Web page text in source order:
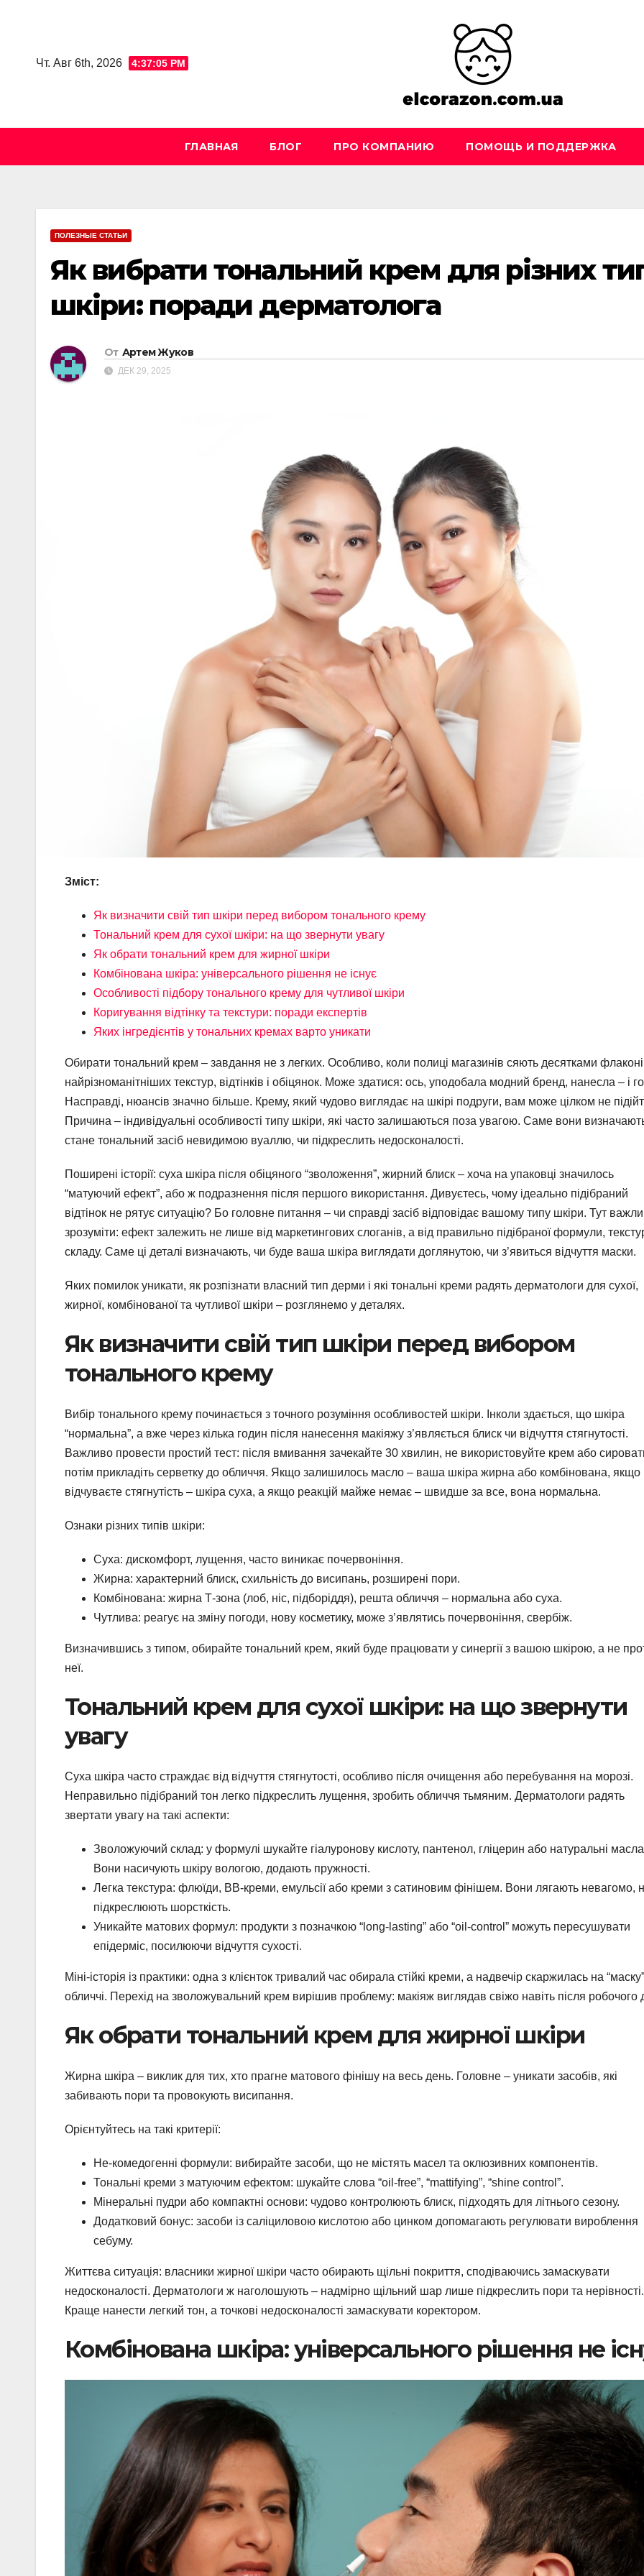
Чт. Авг 6th, 2026
4:37:06 PM
ГЛАВНАЯ БЛОГ ПРО КОМПАНИЮ ПОМОЩЬ И ПОДДЕРЖКА
ПОЛЕЗНЫЕ СТАТЬИ
Як вибрати тональний крем для різних
шкіри: поради дерматолога
От Артем Жуков
ДЕК 29, 2025
Зміст:
Як визначити свій тип шкіри перед вибором тонального крему
Тональний крем для сухої шкіри: на що звернути увагу
Як обрати тональний крем для жирної шкіри
Комбінована шкіра: універсального рішення не існує
Особливості підбору тонального крему для чутливої шкіри
Коригування відтінку та текстури: поради експертів
Яких інгредієнтів у тональних кремах варто уникати
Обирати тональний крем – завдання не з легких. Особливо, коли полиці магазинів сяють десятками
найрізноманітніших текстур, відтінків і обіцянок. Може здатися: ось, уподобала модний бренд, нанесла – і
Насправді, нюансів значно більше. Крему, який чудово виглядає на шкірі подруги, вам може цілком не
Причина – індивідуальні особливості типу шкіри, які часто залишаються поза увагою. Саме вони
стане тональний засіб невидимою вуаллю, чи підкреслить недосконалості.
Поширені історії: суха шкіра після обіцяного “зволоження”, жирний блиск – хоча на упаковці значилось
“матуючий ефект”, або ж подразнення після першого використання. Дивуєтесь, чому ідеально підібраний
відтінок не рятує ситуацію? Бо головне питання – чи справді засіб відповідає вашому типу шкіри. Тут
зрозуміти: ефект залежить не лише від маркетингових слоганів, а від правильно підібраної формули,
складу. Саме ці деталі визначають, чи буде ваша шкіра виглядати доглянутою, чи з’явиться відчуття маски.
Яких помилок уникати, як розпізнати власний тип дерми і які тональні креми радять дерматологи для сухої,
жирної, комбінованої та чутливої шкіри – розглянемо у деталях.
Як визначити свій тип шкіри перед вибором
тонального крему
Вибір тонального крему починається з точного розуміння особливостей шкіри. Інколи здається, що шкіра
“нормальна”, а вже через кілька годин після нанесення макіяжу з’являється блиск чи відчуття стягнутості.
Важливо провести простий тест: після вмивання зачекайте 30 хвилин, не використовуйте крем або
потім прикладіть серветку до обличчя. Якщо залишилось масло – ваша шкіра жирна або комбінована, якщо
відчуваєте стягнутість – шкіра суха, а якщо реакцій майже немає – швидше за все, вона нормальна.
Ознаки різних типів шкіри:
Суха: дискомфорт, лущення, часто виникає почервоніння.
Жирна: характерний блиск, схильність до висипань, розширені пори.
Комбінована: жирна Т-зона (лоб, ніс, підборіддя), решта обличчя – нормальна або суха.
Чутлива: реагує на зміну погоди, нову косметику, може з’являтись почервоніння, свербіж.
Визначившись з типом, обирайте тональний крем, який буде працювати у синергії з вашою шкірою, а не
неї.
Тональний крем для сухої шкіри: на що звернути
увагу
Суха шкіра часто страждає від відчуття стягнутості, особливо після очищення або перебування на морозі.
Неправильно підібраний тон легко підкреслить лущення, зробить обличчя тьмяним. Дерматологи радять
звертати увагу на такі аспекти:
Зволожуючий склад: у формулі шукайте гіалуронову кислоту, пантенол, гліцерин або натуральні
Вони насичують шкіру вологою, додають пружності.
Легка текстура: флюїди, ВВ-креми, емульсії або креми з сатиновим фінішем. Вони лягають невагомо,
підкреслюють шорсткість.
Уникайте матових формул: продукти з позначкою “long-lasting” або “oil-control” можуть пересушувати
епідерміс, посилюючи відчуття сухості.
Міні-історія із практики: одна з клієнток тривалий час обирала стійкі креми, а надвечір скаржилась на
обличчі. Перехід на зволожувальний крем вирішив проблему: макіяж виглядав свіжо навіть після робочого
Як обрати тональний крем для жирної шкіри
Жирна шкіра – виклик для тих, хто прагне матового фінішу на весь день. Головне – уникати засобів, які
забивають пори та провокують висипання.
Орієнтуйтесь на такі критерії:
Не-комедогенні формули: вибирайте засоби, що не містять масел та оклюзивних компонентів.
Тональні креми з матуючим ефектом: шукайте слова “oil-free”, “mattifying”, “shine control”.
Мінеральні пудри або компактні основи: чудово контролюють блиск, підходять для літнього сезону.
Додатковий бонус: засоби із саліциловою кислотою або цинком допомагають регулювати вироблення
себуму.
Життєва ситуація: власники жирної шкіри часто обирають щільні покриття, сподіваючись замаскувати
недосконалості. Дерматологи ж наголошують – надмірно щільний шар лише підкреслить пори та нерівності.
Краще нанести легкий тон, а точкові недосконалості замаскувати коректором.
Комбінована шкіра: універсального рішення не